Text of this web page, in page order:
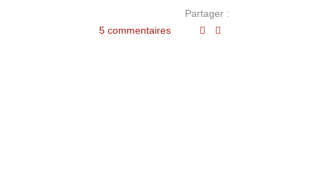
5 commentaires
Partager :